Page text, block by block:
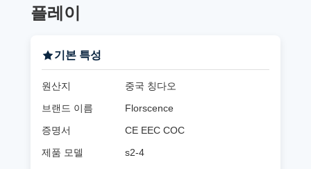
플레이
기본 특성
원산지
중국 칭다오
브랜드 이름
Florscence
증명서
CE EEC COC
제품 모델
s2-4